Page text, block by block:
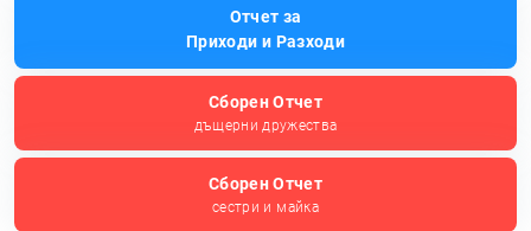
Отчет за
Приходи и Разходи
Сборен Отчет
дъщерни дружества
Сборен Отчет
сестри и майка